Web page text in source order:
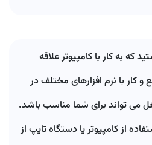
که به کار با کامپیوتر علاقه
کار با نرم افزارهای مختلف در
می تواند برای شما مناسب باشد.
از کامپیوتر یا دستگاه تایپ از